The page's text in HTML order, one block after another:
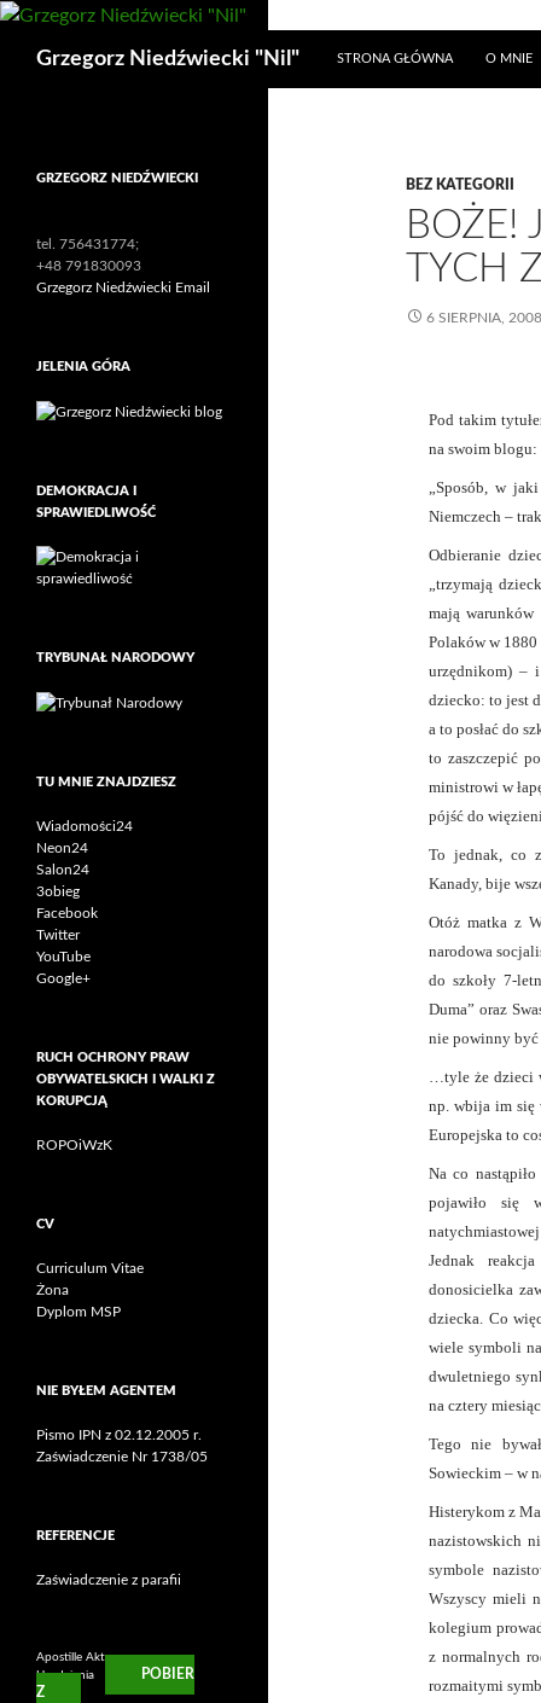
Przejdź
treści
Grzegorz Niedźwiecki "Nil" STRONA GŁÓWNA O MNIE
BEZ KATEGORII
BOŻE!
TYCH
6 SIERPNIA, 2008
Pod takim
na swoim blogu:
„Sposób, w
Niemczech –
Odbieranie
„trzymają
mają
Polaków w
urzędnikom) –
dziecko: to jest
a to posłać do
to zaszczepić
ministrowi w
pójść do
To jednak, co
Kanady, bije
Otóż matka z
narodowa
do szkoły 7-
Duma” oraz
nie powinny być
…tyle że dzieci
np. wbija im się
Europejska to
Na co
pojawiło się
Jednak
donosicielka
dziecka. Co
wiele symboli
dwuletniego
na cztery
Tego nie
Sowieckim – w
Histerykom z
nazistowskich
symbole
Wszyscy mieli
kolegium
z normalnych
rozmaitymi
GRZEGORZ NIEDŹWIECKI
tel. 756431774;
+48 791830093
Grzegorz Niedźwiecki Email
JELENIA GÓRA
DEMOKRACJA I
SPRAWIEDLIWOŚĆ
TRYBUNAŁ NARODOWY
TU MNIE ZNAJDZIESZ
Wiadomości24
Neon24
Salon24
3obieg
Facebook
Twitter
YouTube
Google+
RUCH OCHRONY PRAW
OBYWATELSKICH I WALKI Z
KORUPCJĄ
ROPOiWzK
CV
Curriculum Vitae
Żona
Dyplom MSP
NIE BYŁEM AGENTEM
Pismo IPN z 02.12.2005 r.
Zaświadczenie Nr 1738/05
REFERENCJE
Zaświadczenie z parafii
Apostille Aktu
Urodzienia
POBIER
Z